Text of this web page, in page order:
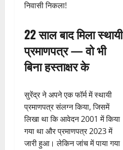
निवासी निकला!
22 साल बाद मिला स्थायी
प्रमाणपत्र — वो भी
बिना हस्ताक्षर के
सुरेंद्र ने अपने एक फॉर्म में स्थायी
प्रमाणपत्र संलग्न किया, जिसमें
लिखा था कि आवेदन 2001 में किया
गया था और प्रमाणपत्र 2023 में
जारी हुआ। लेकिन जांच में पाया गया